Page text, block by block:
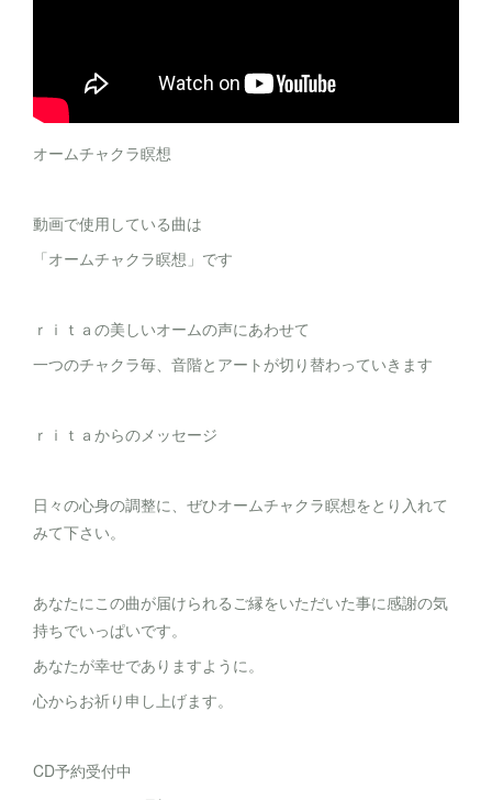
オームチャクラ瞑想
動画で使用している曲は
「オームチャクラ瞑想」です
ｒｉｔａの美しいオームの声にあわせて
一つのチャクラ毎、音階とアートが切り替わっていきます
ｒｉｔａからのメッセージ
日々の心身の調整に、ぜひオームチャクラ瞑想をとり入れて
みて下さい。
あなたにこの曲が届けられるご縁をいただいた事に感謝の気
持ちでいっぱいです。
あなたが幸せでありますように。
心からお祈り申し上げます。
CD予約受付中